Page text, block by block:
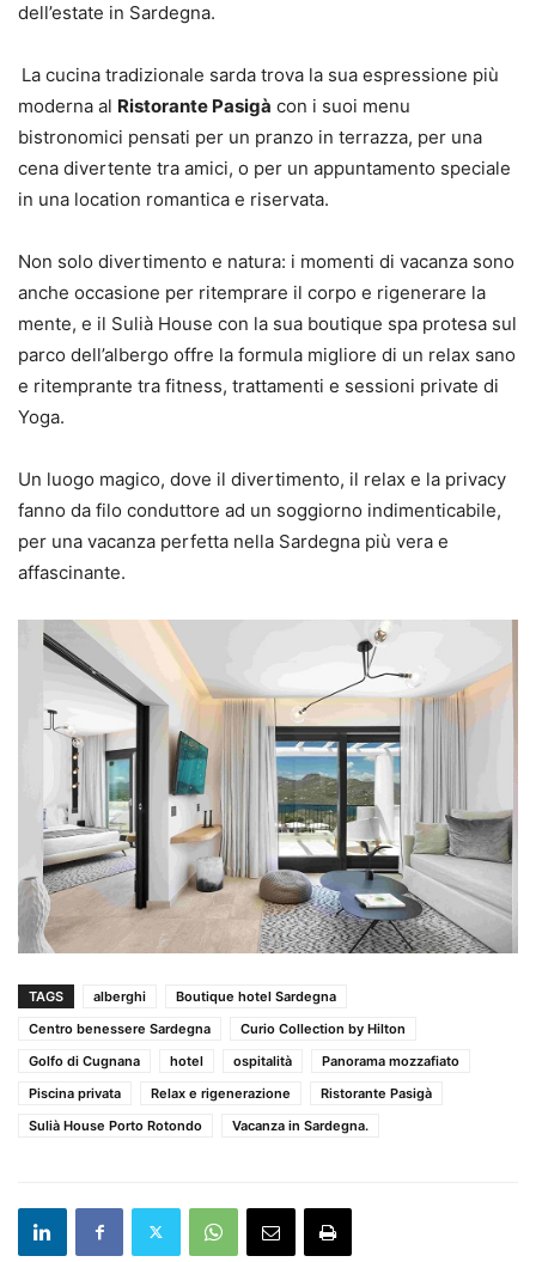
dell’estate in Sardegna.
La cucina tradizionale sarda trova la sua espressione più
moderna al Ristorante Pasigà con i suoi menu
bistronomici pensati per un pranzo in terrazza, per una
cena divertente tra amici, o per un appuntamento speciale
in una location romantica e riservata.
Non solo divertimento e natura: i momenti di vacanza sono
anche occasione per ritemprare il corpo e rigenerare la
mente, e il Sulià House con la sua boutique spa protesa sul
parco dell’albergo offre la formula migliore di un relax sano
e ritemprante tra fitness, trattamenti e sessioni private di
Yoga.
Un luogo magico, dove il divertimento, il relax e la privacy
fanno da filo conduttore ad un soggiorno indimenticabile,
per una vacanza perfetta nella Sardegna più vera e
affascinante.
TAGS alberghi
Boutique hotel Sardegna
Centro benessere Sardegna
Curio Collection by Hilton
Golfo di Cugnana
hotel ospitalità
Panorama mozzafiato
Piscina privata
Relax e rigenerazione
Ristorante Pasigà
Sulià House Porto Rotondo
Vacanza in Sardegna.